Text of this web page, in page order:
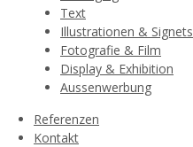
Text
Illustrationen & Signets
Fotografie & Film
Display & Exhibition
Aussenwerbung
Referenzen
Kontakt